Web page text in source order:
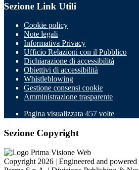
Sezione Link Utili
Cookie policy
Note legali
Informativa Privacy
Ufficio Relazioni con il Pubblico
Dichiarazione di accessibilità
Obiettivi di accessibilità
Whistleblowing
Gestione consensi cookie
Amministrazione trasparente
Pagina visualizzata 457 volte
Sezione Copyright
Copyright 2026 | Engineered and